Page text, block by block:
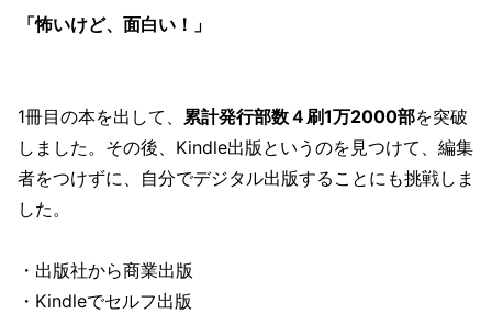
「怖いけど、面白い！」
1冊目の本を出して、 累計発行部数４刷1万2000部を突破
しました。その後、Kindle出版というのを見つけて、編集
者をつけずに、自分でデジタル出版することにも挑戦しま
した。
・出版社から商業出版
・Kindleでセルフ出版